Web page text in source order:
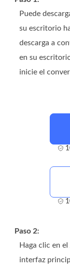
Puede
su escritorio
descarga a
en su
inicie el
Paso 2:
Haga clic en el
interfaz